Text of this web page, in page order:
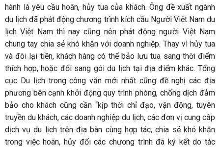
hành là yêu cầu hoãn, hủy tua của khách. Ông đề xuất ngành
du lịch đã phát động chương trình kích cầu Người Việt Nam du
lịch Việt Nam thì nay cũng nên phát động người Việt Nam
chung tay chia sẻ khó khăn với doanh nghiệp. Thay vì hủy tua
và đòi lại tiền, khách hàng có thể bảo lưu tua sang thời điểm
thích hợp, hoặc đổi sang gói du lịch tại địa điểm khác. Tổng
cục Du lịch trong công văn mới nhất cũng đề nghị các địa
phương bên cạnh khởi động quy trình phòng, chống dịch đảm
bảo cho khách cũng cần “kịp thời chỉ đạo, vận động, tuyên
truyền du khách, các doanh nghiệp du lịch, các đơn vị cung cấp
dịch vụ du lịch trên địa bàn cùng hợp tác, chia sẻ khó khăn
trong việc hoãn, hủy đối các chương trình đã ký kết do tác